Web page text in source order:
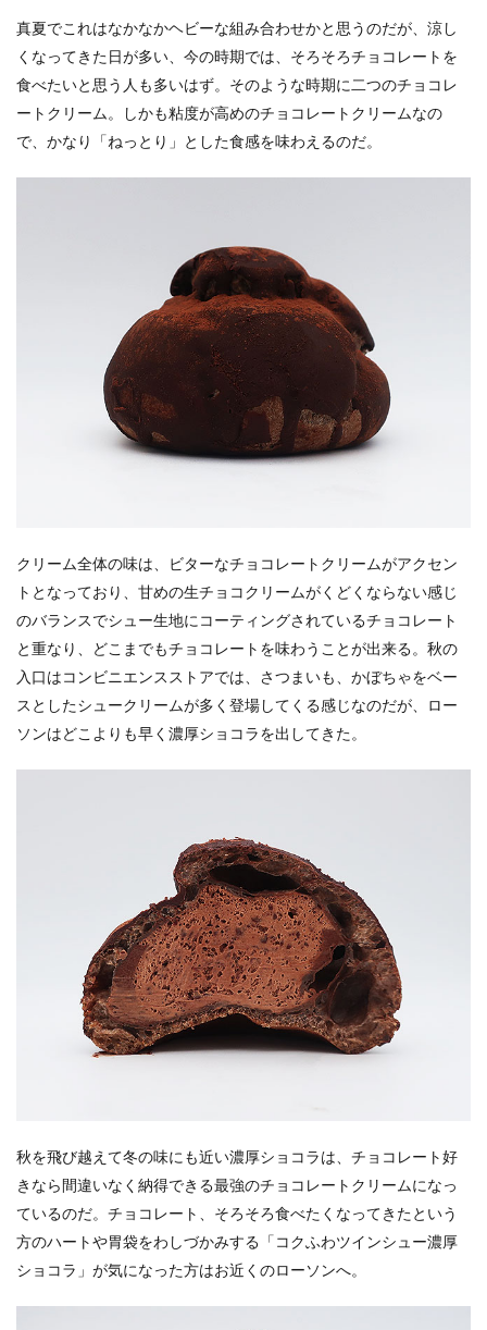
真夏でこれはなかなかヘビーな組み合わせかと思うのだが、涼し
くなってきた日が多い、今の時期では、そろそろチョコレートを
食べたいと思う人も多いはず。そのような時期に二つのチョコレ
ートクリーム。しかも粘度が高めのチョコレートクリームなの
で、かなり「ねっとり」とした食感を味わえるのだ。
クリーム全体の味は、ビターなチョコレートクリームがアクセン
トとなっており、甘めの生チョコクリームがくどくならない感じ
のバランスでシュー生地にコーティングされているチョコレート
と重なり、どこまでもチョコレートを味わうことが出来る。秋の
入口はコンビニエンスストアでは、さつまいも、かぼちゃをベー
スとしたシュークリームが多く登場してくる感じなのだが、ロー
ソンはどこよりも早く濃厚ショコラを出してきた。
秋を飛び越えて冬の味にも近い濃厚ショコラは、チョコレート好
きなら間違いなく納得できる最強のチョコレートクリームになっ
ているのだ。チョコレート、そろそろ食べたくなってきたという
方のハートや胃袋をわしづかみする「コクふわツインシュー濃厚
ショコラ」が気になった方はお近くのローソンへ。